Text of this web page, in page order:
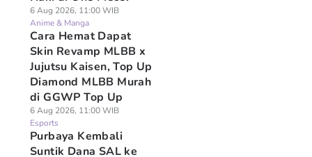
6 Aug 2026, 11:00 WIB
Anime & Manga
Cara Hemat Dapat
Skin Revamp MLBB x
Jujutsu Kaisen, Top Up
Diamond MLBB Murah
di GGWP Top Up
6 Aug 2026, 11:00 WIB
Esports
Purbaya Kembali
Suntik Dana SAL ke